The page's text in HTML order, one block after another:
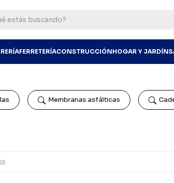
FERRETERÍACONSTRUCCIÓNHOGAR Y JARDÍN
Membranas asfálticas